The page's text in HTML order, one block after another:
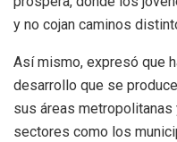
y no cojan caminos
Así mismo, expresó que
desarrollo que se
sus áreas metropolitanas
sectores como los